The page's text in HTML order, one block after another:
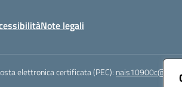
Note legali
elettronica certificata (PEC):